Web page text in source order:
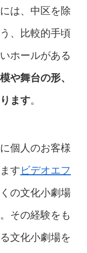
は、中区を除
、比較的手頃
ホールがある
や舞台の形、
ます。
個人のお客様
すビデオエフ
の文化小劇場
その経験をも
文化小劇場を